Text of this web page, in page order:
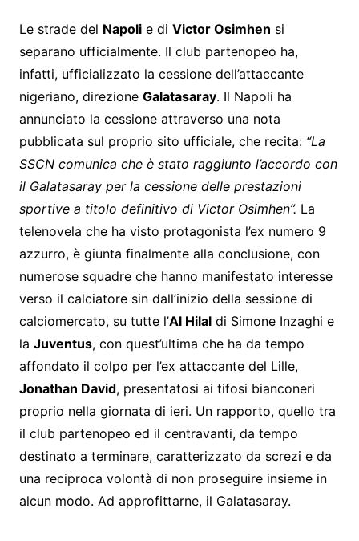
Le strade del Napolie di Victor Osimhen si
separano ufficialmente. Il club partenopeo ha,
infatti, ufficializzato la cessione dell’attaccante
nigeriano, direzione Galatasaray. Il Napoli ha
annunciato la cessione attraverso una nota
pubblicata sul proprio sito ufficiale, che recita: “La
SSCN comunica che è stato raggiunto l’accordo con
il Galatasaray per la cessione delle prestazioni
sportive a titolo definitivo di Victor Osimhen”. La
telenovela che ha visto protagonista l’ex numero 9
azzurro, è giunta finalmente alla conclusione, con
numerose squadre che hanno manifestato interesse
verso il calciatore sin dall’inizio della sessione di
calciomercato, su tutte l’Al Hilaldi Simone Inzaghi e
la Juventus, con quest’ultima che ha da tempo
affondato il colpo per l’ex attaccante del Lille,
Jonathan David, presentatosi ai tifosi bianconeri
proprio nella giornata di ieri. Un rapporto, quello tra
il club partenopeo ed il centravanti, da tempo
destinato a terminare, caratterizzato da screzi e da
una reciproca volontà di non proseguire insieme in
alcun modo. Ad approfittarne, il Galatasaray.